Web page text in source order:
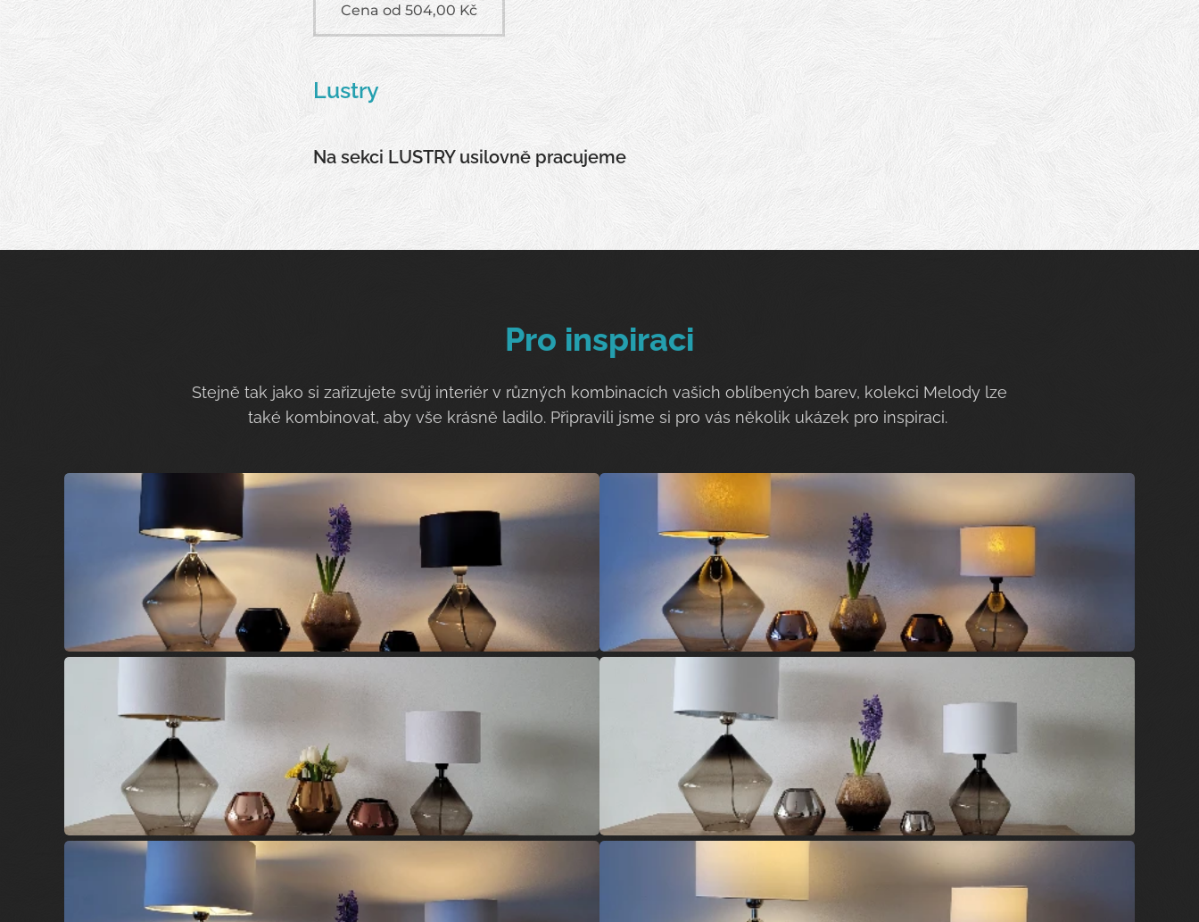
Cena od 504,00 Kč
Lustry
Na sekci LUSTRY usilovně pracujeme
Pro inspiraci
Stejně tak jako si zařizujete svůj interiér v různých kombinacích vašich oblíbených barev, kolekci Melody lze
také kombinovat, aby vše krásně ladilo. Připravili jsme si pro vás několik ukázek pro inspiraci.